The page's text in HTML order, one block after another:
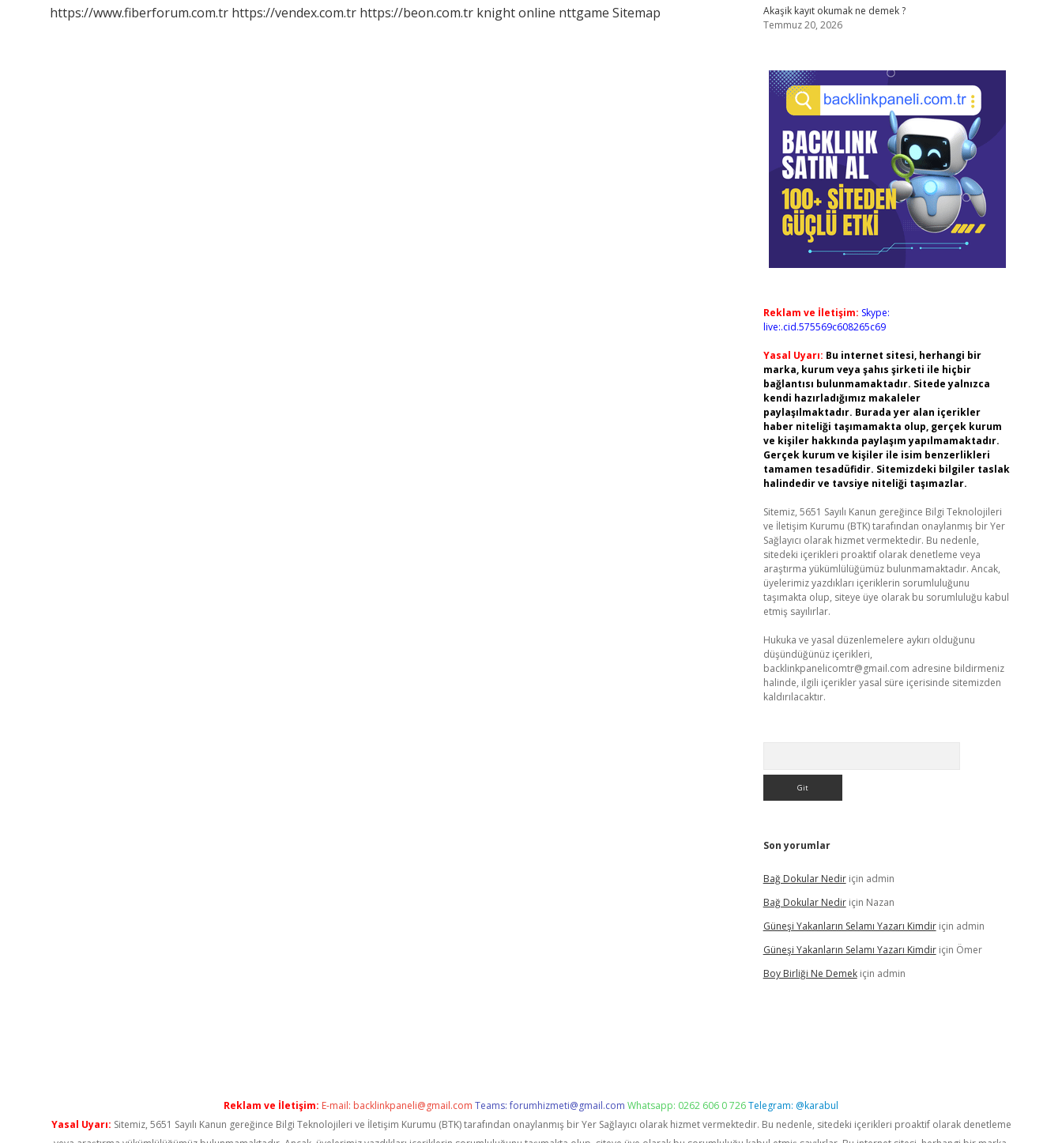
Mı
https://www.fiberforum.com.tr https://vendex.com.tr https://beon.com.tr knight online nttgame Sitemap
Akaşik kayıt okumak ne demek ?
Temmuz 20, 2026
Reklam ve İletişim: Skype:
live:.cid.575569c608265c69
Yasal Uyarı: Bu internet sitesi, herhangi bir
marka, kurum veya şahıs şirketi ile hiçbir
bağlantısı bulunmamaktadır. Sitede yalnızca
kendi hazırladığımız makaleler
paylaşılmaktadır. Burada yer alan içerikler
haber niteliği taşımamakta olup, gerçek kurum
ve kişiler hakkında paylaşım yapılmamaktadır.
Gerçek kurum ve kişiler ile isim benzerlikleri
tamamen tesadüfidir. Sitemizdeki bilgiler taslak
halindedir ve tavsiye niteliği taşımazlar.
Sitemiz, 5651 Sayılı Kanun gereğince Bilgi Teknolojileri
ve İletişim Kurumu (BTK) tarafından onaylanmış bir Yer
Sağlayıcı olarak hizmet vermektedir. Bu nedenle,
sitedeki içerikleri proaktif olarak denetleme veya
araştırma yükümlülüğümüz bulunmamaktadır. Ancak,
üyelerimiz yazdıkları içeriklerin sorumluluğunu
taşımakta olup, siteye üye olarak bu sorumluluğu kabul
etmiş sayılırlar.
Hukuka ve yasal düzenlemelere aykırı olduğunu
düşündüğünüz içerikleri,
backlinkpanelicomtr@gmail.com adresine bildirmeniz
halinde, ilgili içerikler yasal süre içerisinde sitemizden
kaldırılacaktır.
Son yorumlar
Bağ Dokular Nediriçin admin
Bağ Dokular Nediriçin Nazan
Güneşi Yakanların Selamı Yazarı Kimdiriçin admin
Güneşi Yakanların Selamı Yazarı Kimdiriçin Ömer
Boy Birliği Ne Demekiçin admin
Reklam ve İletişim: E-mail: backlinkpaneli@gmail.com Teams:forumhizmeti@gmail.com Whatsapp: 0262 606 0 726Telegram: @karabul
Yasal Uyarı: Sitemiz, 5651 Sayılı Kanun gereğince Bilgi Teknolojileri ve İletişim Kurumu (BTK) tarafından onaylanmış bir Yer Sağlayıcı olarak hizmet vermektedir. Bu nedenle, sitedeki içerikleri proaktif olarak denetleme